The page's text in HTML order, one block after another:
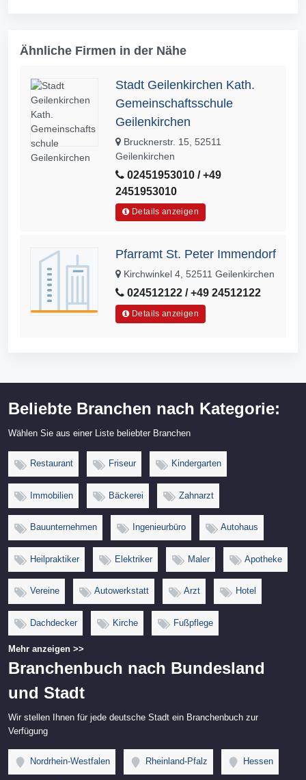
Ähnliche Firmen in der Nähe
Stadt Geilenkirchen Kath.
Gemeinschaftsschule
Geilenkirchen
Brucknerstr. 15, 52511
Geilenkirchen
02451953010 / +49
2451953010
Details anzeigen
Pfarramt St. Peter Immendorf
Kirchwinkel 4, 52511 Geilenkirchen
024512122 / +49 24512122
Details anzeigen
Beliebte Branchen nach Kategorie:
Wählen Sie aus einer Liste beliebter Branchen
Restaurant Friseur Kindergarten
Immobilien Bäckerei Zahnarzt
Bauunternehmen Ingenieurbüro Autohaus
Heilpraktiker Elektriker Maler Apotheke
Vereine Autowerkstatt Arzt Hotel
Dachdecker Kirche Fußpflege
Mehr anzeigen >>
Branchenbuch nach Bundesland
und Stadt
Wir stellen Ihnen für jede deutsche Stadt ein Branchenbuch zur
Verfügung
Nordrhein-Westfalen Rheinland-Pfalz Hessen